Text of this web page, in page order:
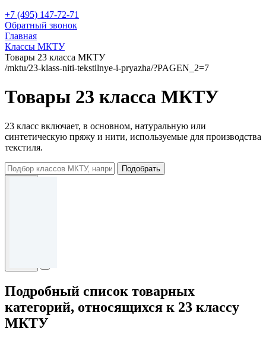
+7 (495) 147-72-71
Обратный звонок
Главная
Классы МКТУ
Товары 23 класса МКТУ
/mktu/23-klass-niti-tekstilnye-i-pryazha/?PAGEN_2=7
Товары 23 класса МКТУ
23 класс включает, в основном, натуральную или
синтетическую пряжу и нити, используемые для производства
текстиля.
Подобрать
Подробный список товарных
категорий, относящихся к 23 классу
МКТУ